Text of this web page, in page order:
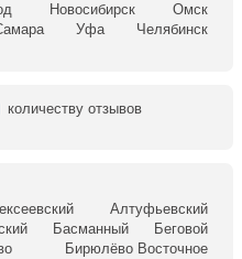
Новосибирск
Омск
Уфа
Челябинск
количеству отзывов
Алтуфьевский
Басманный
Беговой
Бирюлёво Восточное